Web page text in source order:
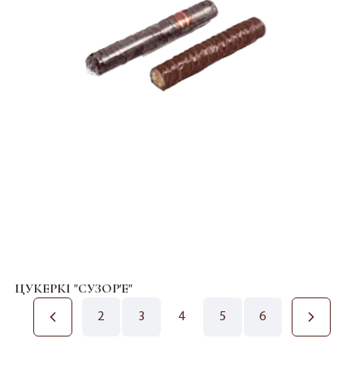
ЦУКЕРКІ "СУЗОР'Е"
2 3 4 5 6